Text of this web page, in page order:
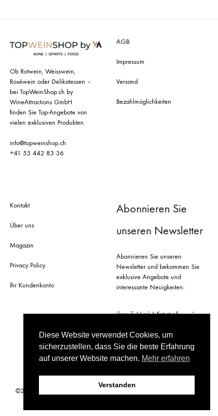
Ob Rotwein, Weisswein,
Roséwein oder Delikatessen –
bei TopWeinShop.ch by
WineAttractions GmbH
finden Sie Top-Angebote von
vielen exklusiven Produkten.
info@topweinshop.ch
+41 55 442 83 36
AGB
Impressum
Versand
Bezahlmöglichkeiten
Kontakt
Über uns
Magazin
Privacy Policy
Ihr Kundenkonto
Abonnieren Sie
unseren Newsletter
Abonnieren Sie unseren
Newsletter und bekommen Sie
exklusive Angebote und
interessante Neuigkeiten:
©2026 TopWeinShop.ch by WineAttractions. Alle Rechte vorbehalten
Diese Website verwendet Cookies, um
sicherzustellen, dass Sie die beste Erfahrung
auf unserer Website machen. Mehr erfahren
Verstanden